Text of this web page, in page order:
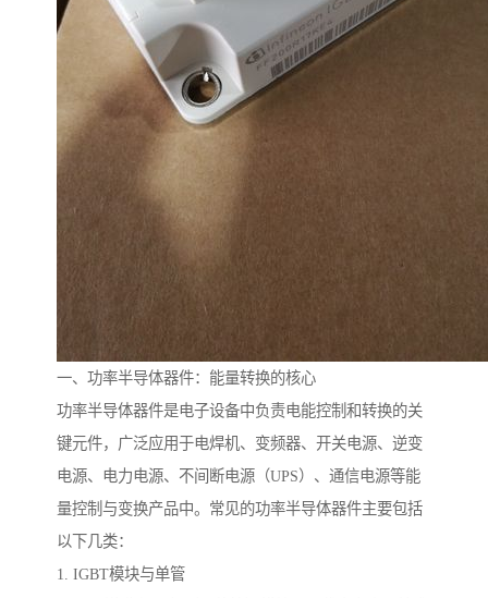
一、功率半导体器件：能量转换的核心
功率半导体器件是电子设备中负责电能控制和转换的关
键元件，广泛应用于电焊机、变频器、开关电源、逆变
电源、电力电源、不间断电源（UPS）、通信电源等能
量控制与变换产品中。常见的功率半导体器件主要包括
以下几类：
1. IGBT模块与单管